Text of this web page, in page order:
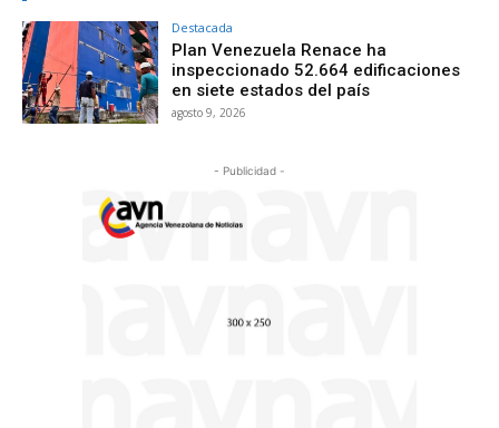
Destacada
Plan Venezuela Renace ha
inspeccionado 52.664 edificaciones
en siete estados del país
agosto 9, 2026
- Publicidad -